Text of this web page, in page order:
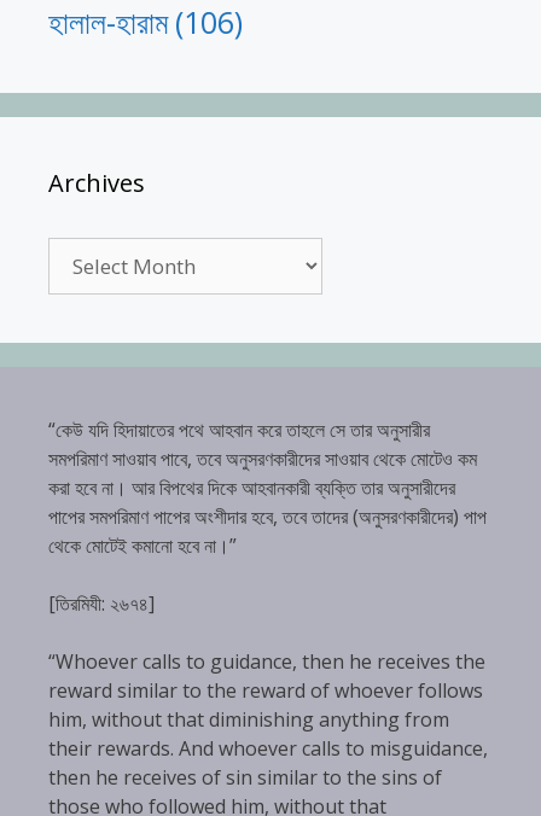
হালাল-হারাম(106)
Archives
“কেউ যদি হিদায়াতের পথে আহবান করে তাহলে সে তার অনুসারীর
সমপরিমাণ সাওয়াব পাবে, তবে অনুসরণকারীদের সাওয়াব থেকে মোটেও কম
করা হবে না। আর বিপথের দিকে আহবানকারী ব্যক্তি তার অনুসারীদের
পাপের সমপরিমাণ পাপের অংশীদার হবে, তবে তাদের (অনুসরণকারীদের) পাপ
থেকে মোটেই কমানো হবে না।”
[তিরমিযী: ২৬৭৪]
“Whoever calls to guidance, then he receives the
reward similar to the reward of whoever follows
him, without that diminishing anything from
their rewards. And whoever calls to misguidance,
then he receives of sin similar to the sins of
those who followed him, without that